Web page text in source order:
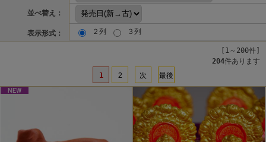
並べ替え：
表示形式： ２列 ３列
[1～200件]
204件あります
1
2 次 最後